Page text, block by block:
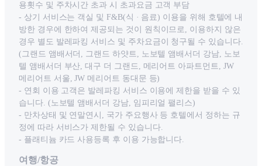
용횟수 및 주차시간 초과 시 초과요금 고객 부담
- 상기 서비스는 객실 및 F&B(식 · 음료) 이용을 위해 호텔에 내
방한 경우에 한하여 제공되는 것이 원칙이므로, 이용하지 않은
경우 별도 발레파킹 서비스 및 주차요금이 청구될 수 있습니다.
(그랜드 앰배서더, 그랜드 하얏트, 노보텔 앰배서더 강남, 노보
텔 앰배서더 부산, 대구 더 그랜드, 메리어트 아파트먼트, JW
메리어트 서울, JW 메리어트 동대문 등)
- 연회 이용 고객은 발레파킹 서비스 이용에 제한을 받을 수 있
습니다. (노보텔 앰배서더 강남, 임피리얼 팰리스)
- 만차상태 및 연말연시, 국가 주요행사 등 호텔에서 정하는 규
정에 따라 서비스가 제한될 수 있습니다.
- 플래티늄 카드 사용등록 후 이용 가능합니다.
여행/항공